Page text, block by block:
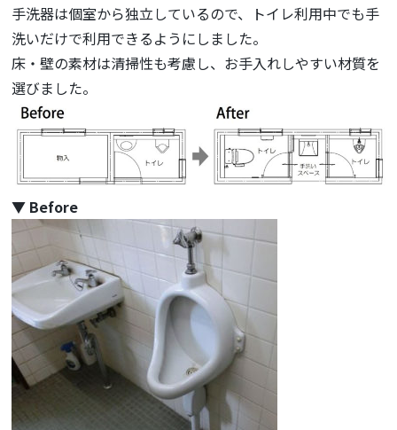
手洗器は個室から独立しているので、トイレ利用中でも手
洗いだけで利用できるようにしました。
床・壁の素材は清掃性も考慮し、お手入れしやすい材質を
選びました。
▼ Before